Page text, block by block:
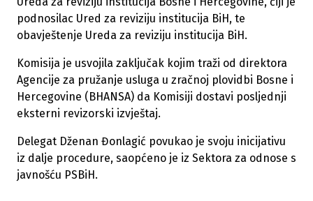
podnosilac Ured za reviziju institucija BiH, te
obavještenje Ureda za reviziju institucija BiH.
Komisija je usvojila zaključak kojim traži od direktora
Agencije za pružanje usluga u zračnoj plovidbi Bosne i
Hercegovine (BHANSA) da Komisiji dostavi posljednji
eksterni revizorski izvještaj.
Delegat Dženan Đonlagić povukao je svoju inicijativu
iz dalje procedure, saopćeno je iz Sektora za odnose s
javnošću PSBiH.